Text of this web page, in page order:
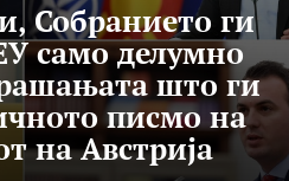
Собранието ги
само делумно
што ги
писмо на
на Австрија